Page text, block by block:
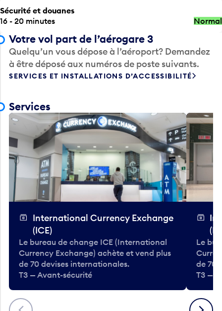
Sécurité et douanes
16 - 20 minutes
Normal
Votre vol part de l’aérogare 3
Quelqu’un vous dépose à l’aéroport? Demandez
à être déposé aux numéros de poste suivants.
SERVICES ET INSTALLATIONS D’ACCESSIBILITÉ
Services
Précédent
International Currency Exchange
(ICE)
Le bureau de change ICE (International
Currency Exchange) achète et vend plus
de 70 devises internationales.
T3 — Avant-sécurité
Le
de 70
T3 —
Suivant